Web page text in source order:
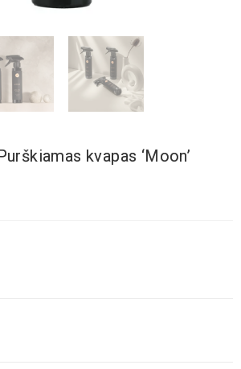
kvapas ‘Moon’